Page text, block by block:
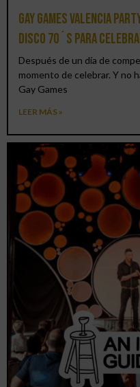
Gay Games Valencia
DISCO 70´S para
Después de un día de
momento de celebrar. Y no
Gay Games
LEER MÁS »